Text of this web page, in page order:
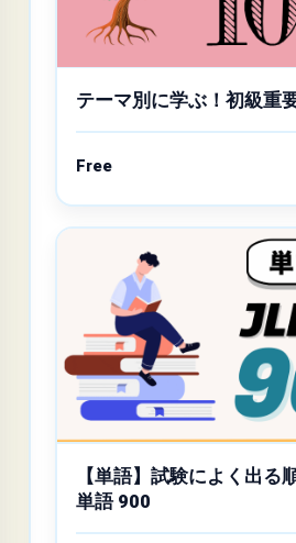
テーマ別に学ぶ！初級重
Free
【単語】試験によく出る
単語 900